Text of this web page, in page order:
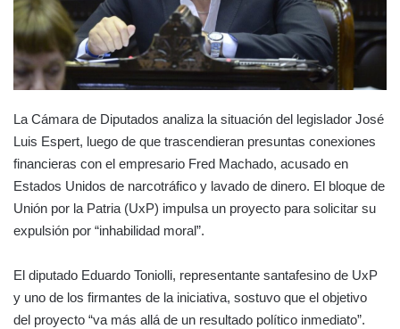
La Cámara de Diputados analiza la situación del legislador José
Luis Espert, luego de que trascendieran presuntas conexiones
financieras con el empresario Fred Machado, acusado en
Estados Unidos de narcotráfico y lavado de dinero. El bloque de
Unión por la Patria (UxP) impulsa un proyecto para solicitar su
expulsión por “inhabilidad moral”.
El diputado Eduardo Toniolli, representante santafesino de UxP
y uno de los firmantes de la iniciativa, sostuvo que el objetivo
del proyecto “va más allá de un resultado político inmediato”.